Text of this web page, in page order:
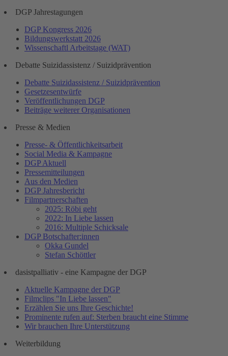
DGP Jahrestagungen
DGP Kongress 2026
Bildungswerkstatt 2026
Wissenschaftl Arbeitstage (WAT)
Debatte Suizidassistenz / Suizidprävention
Debatte Suizidassistenz / Suizidprävention
Gesetzesentwürfe
Veröffentlichungen DGP
Beiträge weiterer Organisationen
Presse & Medien
Presse- & Öffentlichkeitsarbeit
Social Media & Kampagne
DGP Aktuell
Pressemitteilungen
Aus den Medien
DGP Jahresbericht
Filmpartnerschaften
2025: Röbi geht
2022: In Liebe lassen
2016: Multiple Schicksale
DGP Botschafter:innen
Okka Gundel
Stefan Schöttler
dasistpalliativ - eine Kampagne der DGP
Aktuelle Kampagne der DGP
Filmclips "In Liebe lassen"
Erzählen Sie uns Ihre Geschichte!
Prominente rufen auf: Sterben braucht eine Stimme
Wir brauchen Ihre Unterstützung
Weiterbildung